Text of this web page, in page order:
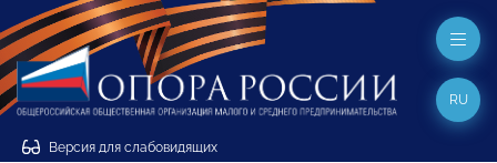
Версия для слабовидящих
RU